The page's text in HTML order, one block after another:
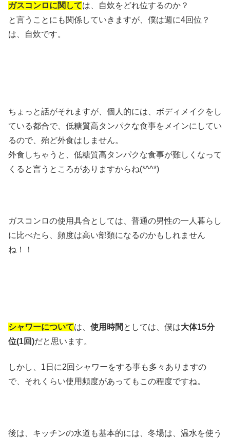
ガスコンロに関しては、自炊をどれ位するのか？
と言うことにも関係していきますが、僕は週に4回位？
は、自炊です。
ちょっと話がそれますが、個人的には、ボディメイクをし
ている都合で、低糖質高タンパクな食事をメインにしてい
るので、殆ど外食はしません。
外食しちゃうと、低糖質高タンパクな食事が難しくなって
くると言うところがありますからね(*^^*)
ガスコンロの使用具合としては、普通の男性の一人暮らし
に比べたら、頻度は高い部類になるのかもしれません
ね！！
シャワーについては、 使用時間 としては、僕は大体15分
位(1回)だと思います。
しかし、1日に2回シャワーをする事も多々ありますの
で、それくらい使用頻度があってもこの程度ですね。
後は、キッチンの水道も基本的には、冬場は、温水を使う